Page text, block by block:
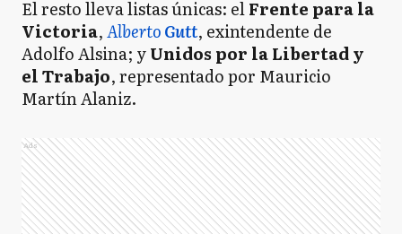
El resto lleva listas únicas: elFrente para la
Victoria,AlbertoGutt, exintendente de
Adolfo Alsina; yUnidos por la Libertad y
el Trabajo, representado por Mauricio
Martín Alaniz.
Ads